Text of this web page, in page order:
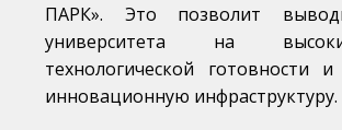
ПАРК». Это позволит
университета на
технологической готовности
инновационную инфраструктуру.